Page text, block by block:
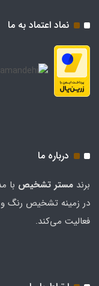
نماد اعتماد به ما
درباره ما
برند مستر تشخيص
در زمینه تشخیص رنگ
فعالیت می‌کند.